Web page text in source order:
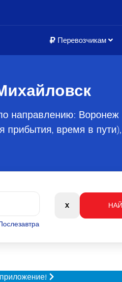
Перевозчикам
направлению:
время в